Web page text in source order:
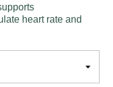
heart rate and